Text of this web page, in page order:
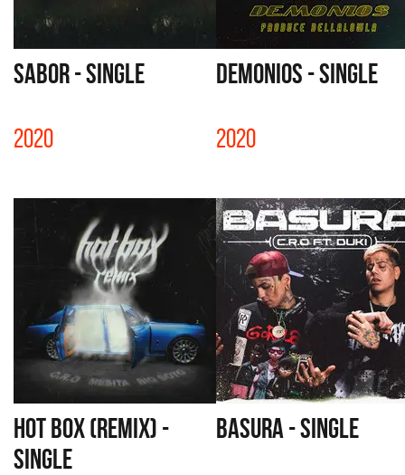
SABOR - SINGLE
2020
DEMONIOS - SINGLE
2020
HOT BOX (REMIX) -
SINGLE
BASURA - SINGLE